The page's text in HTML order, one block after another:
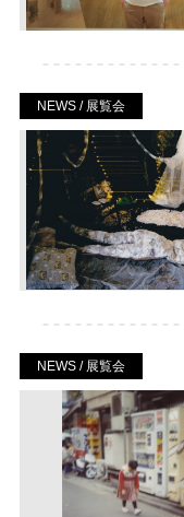
NEWS / 展覧会
NEWS / 展覧会